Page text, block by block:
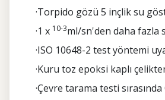
·Torpido gözü 5 inçlik su
·1 x 10-3ml/sn'den daha fazla
·ISO 10648-2 test yöntemi
·Kuru toz epoksi kaplı
·Çevre tarama testi